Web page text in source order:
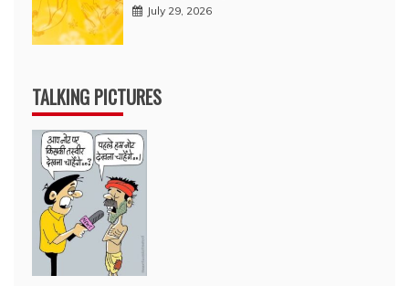
July 29, 2026
TALKING PICTURES